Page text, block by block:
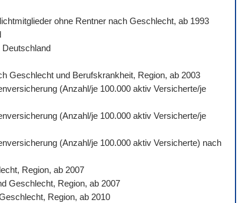
ohne Rentner nach Geschlecht, ab 1993
Deutschland
Geschlecht und Berufskrankheit, Region, ab 2003
(Anzahl/je 100.000 aktiv Versicherte/je
(Anzahl/je 100.000 aktiv Versicherte/je
(Anzahl/je 100.000 aktiv Versicherte) nach
Region, ab 2007
Geschlecht, Region, ab 2007
Region, ab 2010